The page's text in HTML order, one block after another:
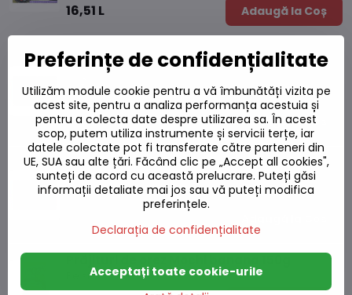
16,51 L Adaugă la Coș
Prăjituri de orez Mochi Taro fără gluten
210g
Pe stoc
16,76 L Adaugă la Coș
Prăjituri de orez Mochi arahide 210g
Pe stoc
Pe stoc
Preferințe de confidențialitate
Utilizăm module cookie pentru a vă îmbunătăți vizita pe
acest site, pentru a analiza performanța acestuia și
pentru a colecta date despre utilizarea sa. În acest
scop, putem utiliza instrumente și servicii terțe, iar
datele colectate pot fi transferate către parteneri din
UE, SUA sau alte țări. Făcând clic pe „Accept all cookies",
sunteți de acord cu această prelucrare. Puteți găsi
informații detaliate mai jos sau vă puteți modifica
preferințele.
Declarația de confidențialitate
Acceptați toate cookie-urile